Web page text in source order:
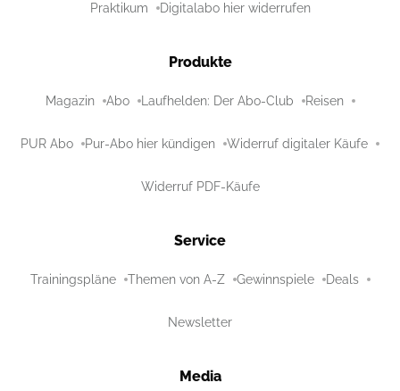
Praktikum Digitalabo hier widerrufen
Produkte
Magazin Abo Laufhelden: Der Abo-Club Reisen
PUR Abo Pur-Abo hier kündigen Widerruf digitaler Käufe
Widerruf PDF-Käufe
Service
Trainingspläne Themen von A-Z Gewinnspiele Deals
Newsletter
Media